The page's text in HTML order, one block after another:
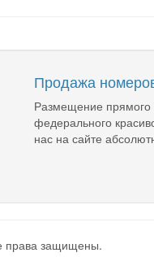
Продажа
Размещение прямого
федерального
нас на сайте
права защищены.